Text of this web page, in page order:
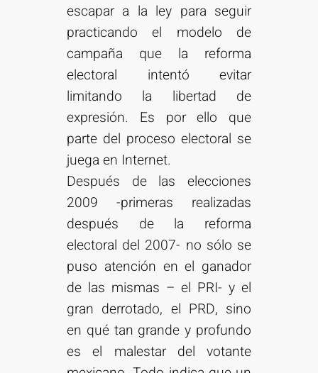
escapar a la ley para seguir
practicando el modelo de
campaña que la reforma
electoral intentó evitar
limitando la libertad de
expresión. Es por ello que
parte del proceso electoral se
juega en Internet.
Después de las elecciones
2009 -primeras realizadas
después de la reforma
electoral del 2007- no sólo se
puso atención en el ganador
de las mismas – el PRI- y el
gran derrotado, el PRD, sino
en qué tan grande y profundo
es el malestar del votante